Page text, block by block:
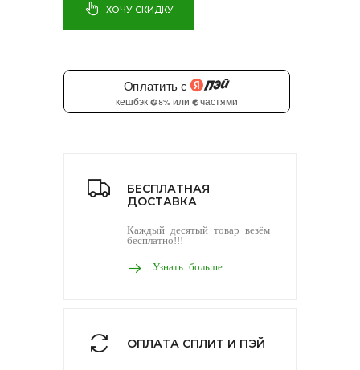
ХОЧУ СКИДКУ
БЕСПЛАТНАЯ
ДОСТАВКА
Каждый десятый товар везём
бесплатно!!!
Узнать больше
ОПЛАТА СПЛИТ И ПЭЙ